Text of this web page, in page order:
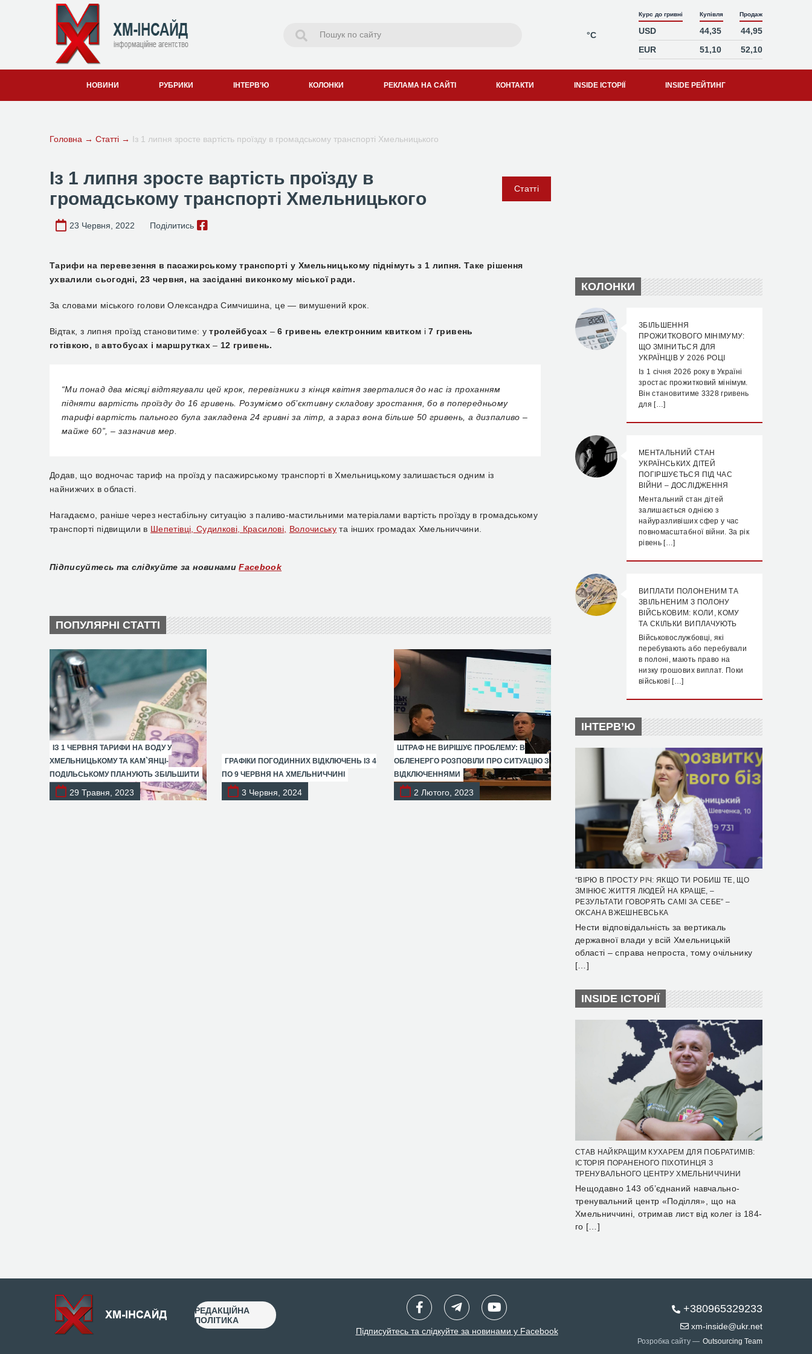
°C
Курс до гривні Купівля Продаж
USD 44,35
44,95
EUR
51,10 52,10
НОВИНИ РУБРИКИ ІНТЕРВ’Ю КОЛОНКИ РЕКЛАМА НА САЙТІ КОНТАКТИ INSIDE ІСТОРІЇ INSIDE РЕЙТИНГ
Головна → Статті → Із 1 липня зросте вартість проїзду в громадському транспорті Хмельницького
Із 1 липня зросте вартість проїзду в
громадському транспорті Хмельницького
Статті
23 Червня, 2022 Поділитись
Тарифи на перевезення в пасажирському транспорті у Хмельницькому піднімуть з 1 липня. Таке рішення
ухвалили сьогодні, 23 червня, на засіданні виконкому міської ради.
За словами міського голови Олександра Симчишина, це — вимушений крок.
Відтак, з липня проїзд становитиме: утролейбусах –6 гривень електронним квитком і7 гривень
готівкою, вавтобусах і маршрутках– 12 гривень.
“Ми понад два місяці відтягували цей крок, перевізники з кінця квітня зверталися до нас із проханням
підняти вартість проїзду до 16 гривень. Розуміємо об’єктивну складову зростання, бо в попередньому
тарифі вартість пального була закладена 24 гривні за літр, а зараз вона більше 50 гривень, а дизпаливо –
майже 60”, – зазначив мер.
Додав, що водночас тариф на проїзд у пасажирському транспорті в Хмельницькому залишається одним із
найнижчих в області.
Нагадаємо, раніше через нестабільну ситуацію з паливо-мастильними матеріалами вартість проїзду в громадському
транспорті підвищили в Шепетівці, Судилкові, Красилові, Волочиську та інших громадах Хмельниччини.
Підписуйтесь та слідкуйте за новинами Facebook
ПОПУЛЯРНІ СТАТТІ
ІЗ 1 ЧЕРВНЯ ТАРИФИ НА ВОДУ У
ХМЕЛЬНИЦЬКОМУ ТА КАМ`ЯНЦІ-
ПОДІЛЬСЬКОМУ ПЛАНУЮТЬ ЗБІЛЬШИТИ
29 Травня, 2023
ГРАФІКИ ПОГОДИННИХ ВІДКЛЮЧЕНЬ ІЗ 4
ПО 9 ЧЕРВНЯ НА ХМЕЛЬНИЧЧИНІ
3 Червня, 2024
ШТРАФ НЕ ВИРІШУЄ ПРОБЛЕМУ: В
ОБЛЕНЕРГО РОЗПОВІЛИ ПРО СИТУАЦІЮ З
ВІДКЛЮЧЕННЯМИ
2 Лютого, 2023
КОЛОНКИ
ЗБІЛЬШЕННЯ
ПРОЖИТКОВОГО МІНІМУМУ:
ЩО ЗМІНИТЬСЯ ДЛЯ
УКРАЇНЦІВ У 2026 РОЦІ
Із 1 січня 2026 року в Україні
зростає прожитковий мінімум.
Він становитиме 3328 гривень
для […]
МЕНТАЛЬНИЙ СТАН
УКРАЇНСЬКИХ ДІТЕЙ
ПОГІРШУЄТЬСЯ ПІД ЧАС
ВІЙНИ – ДОСЛІДЖЕННЯ
Ментальний стан дітей
залишається однією з
найуразливіших сфер у час
повномасштабної війни. За рік
рівень […]
ВИПЛАТИ ПОЛОНЕНИМ ТА
ЗВІЛЬНЕНИМ З ПОЛОНУ
ВІЙСЬКОВИМ: КОЛИ, КОМУ
ТА СКІЛЬКИ ВИПЛАЧУЮТЬ
Військовослужбовці, які
перебувають або перебували
в полоні, мають право на
низку грошових виплат. Поки
військові […]
ІНТЕРВ’Ю
“ВІРЮ В ПРОСТУ РІЧ: ЯКЩО ТИ РОБИШ ТЕ, ЩО
ЗМІНЮЄ ЖИТТЯ ЛЮДЕЙ НА КРАЩЕ, –
РЕЗУЛЬТАТИ ГОВОРЯТЬ САМІ ЗА СЕБЕ” –
ОКСАНА ВЖЕШНЕВСЬКА
Нести відповідальність за вертикаль
державної влади у всій Хмельницькій
області – справа непроста, тому очільнику
[…]
INSIDE ІСТОРІЇ
СТАВ НАЙКРАЩИМ КУХАРЕМ ДЛЯ ПОБРАТИМІВ:
ІСТОРІЯ ПОРАНЕНОГО ПІХОТИНЦЯ З
ТРЕНУВАЛЬНОГО ЦЕНТРУ ХМЕЛЬНИЧЧИНИ
Нещодавно 143 об’єднаний навчально-
тренувальний центр «Поділля», що на
Хмельниччині, отримав лист від колег із 184-
го […]
РЕДАКЦІЙНА
ПОЛІТИКА
Підписуйтесь та слідкуйте за новинами у Facebook
+380965329233
xm-inside@ukr.net
Розробка сайту — Outsourcing Team